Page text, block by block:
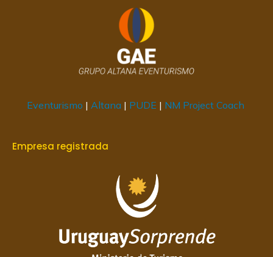
Eventurismo | Altana | PUDE | NM Project Coach
Empresa registrada